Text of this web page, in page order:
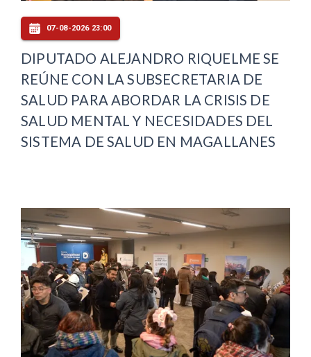
07-08-2026 23:00
DIPUTADO ALEJANDRO RIQUELME SE
REÚNE CON LA SUBSECRETARIA DE
SALUD PARA ABORDAR LA CRISIS DE
SALUD MENTAL Y NECESIDADES DEL
SISTEMA DE SALUD EN MAGALLANES